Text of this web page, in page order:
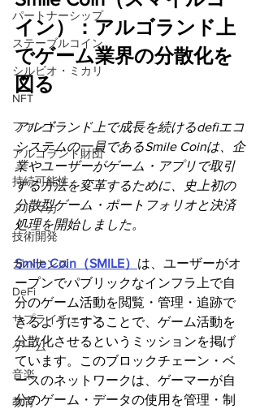
パートナーシップ
ステーブルコイン
シルビオ・ミカリ
NFT
ファンド
アルゴランド財団
持続可能性
メルマガ
技術開発
ガバナンス
DeFi
サプライチェーン
ゲーム
音楽
教育
イン）：アルゴランド上
でゲーム業界の分散化を
図る
アルゴランド上で成長を続けるdefiエコ
システムの一員であるSmile Coinは、企
業やユーザーがゲーム・アプリで取引
する方法を変革するために、史上初の
分散型ゲーム・ポートフォリオと決済
処理を開始しました。
Smile Coin（SMILE） は、ユーザーがオ
ープンでパブリックなインフラ上で自
分のゲーム活動を閲覧・管理・追跡で
きるようにすることで、ゲーム活動を
分散化させるというミッションを掲げ
ています。このブロックチェーン・ベ
ースのネットワークは、ゲーマーが自
分のゲーム・データの使用を管理・制